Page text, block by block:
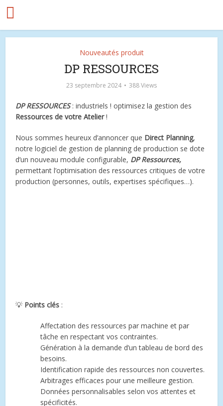
Nouveautés produit
DP RESSOURCES
23 septembre 2024 388 Views
DP RESSOURCES: industriels ! optimisez la gestion des
Ressources de votre Atelier!
Nous sommes heureux d’annoncer que Direct Planning,
notre logiciel de gestion de planning de production se dote
d’un nouveau module configurable, DP Ressources,
permettant l’optimisation des ressources critiques de votre
production (personnes, outils, expertises spécifiques…).
💡 Points clés :
Affectation des ressources par machine et par
tâche en respectant vos contraintes.
Génération à la demande d’un tableau de bord des
besoins.
Identification rapide des ressources non couvertes.
Arbitrages efficaces pour une meilleure gestion.
Données personnalisables selon vos attentes et
spécificités.